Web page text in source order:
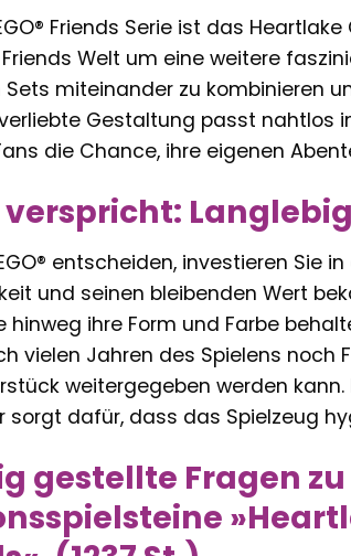
Friends Serie ist das
Friends Welt um eine weitere
miteinander zu kombinieren
Gestaltung passt nahtlos
die Chance, ihre eigenen
verspricht:
entscheiden, investieren Sie
und seinen bleibenden Wert
ihre Form und Farbe
vielen Jahren des Spielens
weitergegeben werden
sorgt dafür, dass das Spielzeug
gestellte Fragen zu